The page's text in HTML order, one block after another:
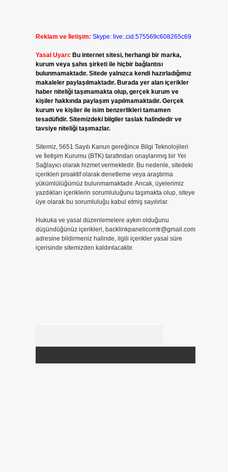
Reklam ve İletişim: Skype: live:.cid.575569c608265c69
Yasal Uyarı: Bu internet sitesi, herhangi bir marka,
kurum veya şahıs şirketi ile hiçbir bağlantısı
bulunmamaktadır. Sitede yalnızca kendi hazırladığımız
makaleler paylaşılmaktadır. Burada yer alan içerikler
haber niteliği taşımamakta olup, gerçek kurum ve
kişiler hakkında paylaşım yapılmamaktadır. Gerçek
kurum ve kişiler ile isim benzerlikleri tamamen
tesadüfidir. Sitemizdeki bilgiler taslak halindedir ve
tavsiye niteliği taşımazlar.
Sitemiz, 5651 Sayılı Kanun gereğince Bilgi Teknolojileri
ve İletişim Kurumu (BTK) tarafından onaylanmış bir Yer
Sağlayıcı olarak hizmet vermektedir. Bu nedenle, sitedeki
içerikleri proaktif olarak denetleme veya araştırma
yükümlülüğümüz bulunmamaktadır. Ancak, üyelerimiz
yazdıkları içeriklerin sorumluluğunu taşımakta olup, siteye
üye olarak bu sorumluluğu kabul etmiş sayılırlar.
Hukuka ve yasal düzenlemelere aykırı olduğunu
düşündüğünüz içerikleri, backlinkpanelicomtr@gmail.com
adresine bildirmeniz halinde, ilgili içerikler yasal süre
içerisinde sitemizden kaldırılacaktır.